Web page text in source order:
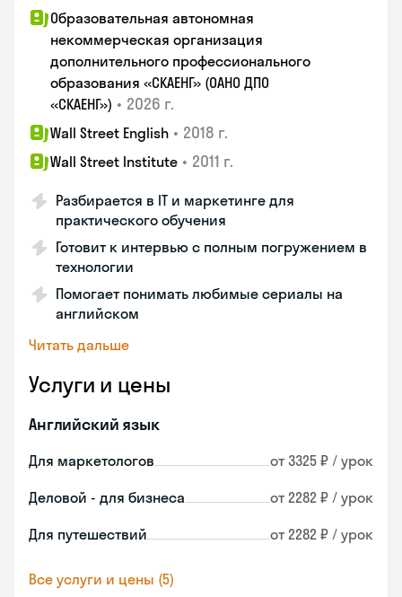
Образовательная автономная
некоммерческая организация
дополнительного профессионального
образования «СКАЕНГ» (ОАНО ДПО
«СКАЕНГ») • 2026 г.
Wall Street English • 2018 г.
Wall Street Institute • 2011 г.
Разбирается в IT и маркетинге для
практического обучения
Готовит к интервью с полным погружением в
технологии
Помогает понимать любимые сериалы на
английском
Читать дальше
Услуги и цены
Английский язык
Для маркетологов от 3325 ₽ / урок
Деловой - для бизнеса от 2282 ₽ / урок
Для путешествий от 2282 ₽ / урок
Все услуги и цены (5)